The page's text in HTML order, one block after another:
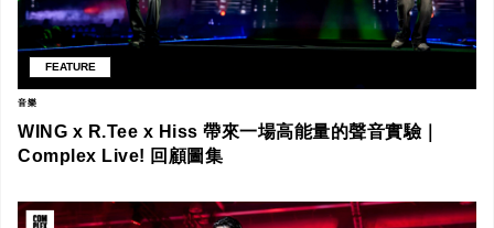
FEATURE
音樂
WING x R.Tee x Hiss 帶來一場高能量的聲音實驗｜
Complex Live! 回顧圖集